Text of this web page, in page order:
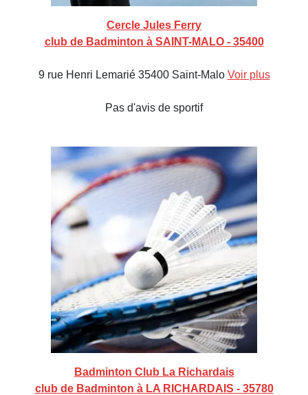
Cercle Jules Ferry
club de Badminton à SAINT-MALO - 35400
9 rue Henri Lemarié 35400 Saint-Malo Voir plus
Pas d'avis de sportif
Badminton Club La Richardais
club de Badminton à LA RICHARDAIS - 35780